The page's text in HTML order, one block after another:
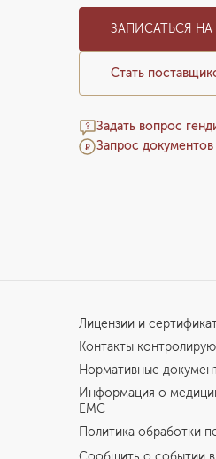
ЗАПИСАТЬСЯ
Стать
Задать вопрос
Запрос
Лицензии и
Контакты
Нормативные
Информация о
EMC
Политика обработки